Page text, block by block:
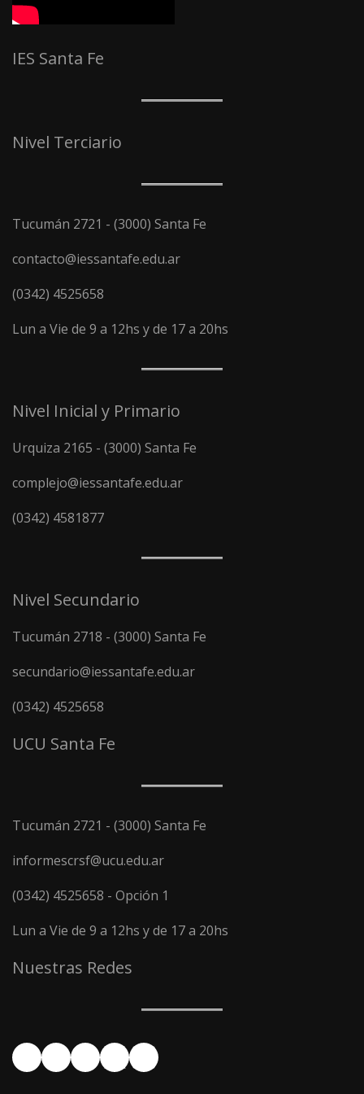
IES Santa Fe
Nivel Terciario
Tucumán 2721 - (3000) Santa Fe
contacto@iessantafe.edu.ar
(0342) 4525658
Lun a Vie de 9 a 12hs y de 17 a 20hs
Nivel Inicial y Primario
Urquiza 2165 - (3000) Santa Fe
complejo@iessantafe.edu.ar
(0342) 4581877
Nivel Secundario
Tucumán 2718 - (3000) Santa Fe
secundario@iessantafe.edu.ar
(0342) 4525658
UCU Santa Fe
Tucumán 2721 - (3000) Santa Fe
informescrsf@ucu.edu.ar
(0342) 4525658 - Opción 1
Lun a Vie de 9 a 12hs y de 17 a 20hs
Nuestras Redes
Facebook
YouTube
Instagram
X LinkedIn